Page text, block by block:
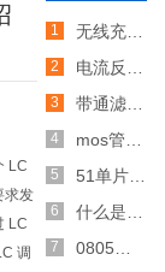
LC
求发
LC
调
无线充电电路图,充电器电路图介绍
电流反馈与电压反馈的判断,电路反馈类型介绍
带通滤波器的原理,带通滤波器电路图介绍
mos管的封装类型介绍
51单片机是什么,stm32与51单片机的区别介绍
什么是逻辑电平,逻辑电平有哪些
0805电阻功率,0805贴片电阻的功率是多少